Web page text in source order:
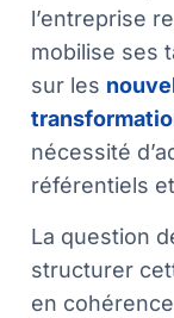
l’entreprise
mobilise ses
sur les
nécessité
référentiels
La question
structurer
en